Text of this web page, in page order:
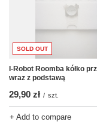
SOLD OUT
I-Robot Roomba kółko
wraz z podstawą
29,90 zł / szt.
+ Add to compare